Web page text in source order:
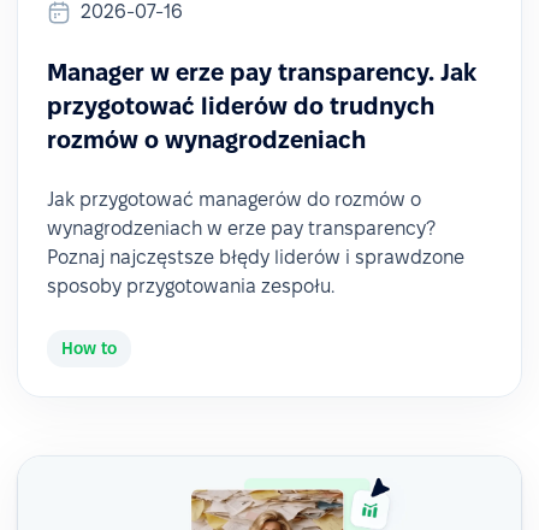
2026-07-16
Manager w erze pay transparency. Jak
przygotować liderów do trudnych
rozmów o wynagrodzeniach
Jak przygotować managerów do rozmów o
wynagrodzeniach w erze pay transparency?
Poznaj najczęstsze błędy liderów i sprawdzone
sposoby przygotowania zespołu.
How to